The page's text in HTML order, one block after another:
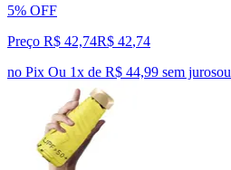
5% OFF
Preço R$ 42,74R$ 42,74
no Pix Ou 1x de R$ 44,99 sem jurosou